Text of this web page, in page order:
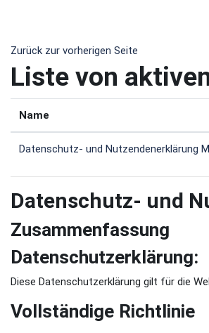
Zurück zur vorherigen Seite
Liste von
Name
Datenschutz- und Nutzendenerklärung
Datenschutz- und
Zusammenfassung
Datenschutzerklärung:
Diese Datenschutzerklärung gilt für die
Vollständige Richtlinie